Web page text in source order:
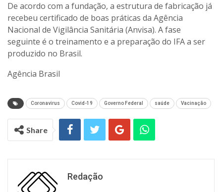
De acordo com a fundação, a estrutura de fabricação já
recebeu certificado de boas práticas da Agência
Nacional de Vigilância Sanitária (Anvisa). A fase
seguinte é o treinamento e a preparação do IFA a ser
produzido no Brasil.
Agência Brasil
Coronavirus Covid-19 Governo Federal saúde Vacinação
Share
Redação